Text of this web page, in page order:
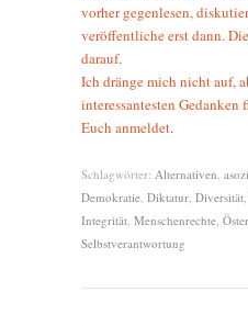
vorher gegenlesen,
veröffentliche erst dann.
darauf.
Ich dränge mich nicht auf,
interessantesten
Euch anmeldet.
Schlagwörter: Alternativen
Demokratie Diktatur Diversität
Integrität Menschenrechte
Selbstverantwortung